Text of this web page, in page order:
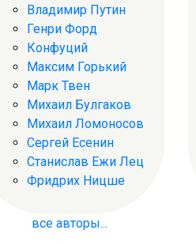
Владимир Путин
Генри Форд
Конфуций
Максим Горький
Марк Твен
Михаил Булгаков
Михаил Ломоносов
Сергей Есенин
Станислав Ежи Лец
Фридрих Ницше
все авторы...